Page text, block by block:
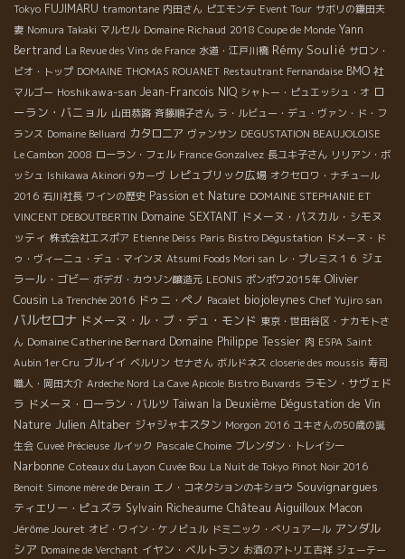
Tokyo FUJIMARU tramontane 内田さん ピエモンテ Event Tour サボリの鎌田夫
妻 Nomura Takaki マルセル Domaine Richaud 2018 Coupe de Monde Yann
Bertrand La Revue des Vins de France 水道・江戸川橋 Rémy Soulié サロン・
ビオ・トップ DOMAINE THOMAS ROUANET Restautrant Fernandaise BMO 社
マルゴー Hoshikawa-san Jean-Francois NIQ シャトー・ピュエッシュ・オ ロ
ーラン・バニョル 山田恭路 斉藤順子さん ラ・ルビュー・デュ・ヴァン・ド・フ
ランス Domaine Belluard カタロニア ヴァンサン DEGUSTATION BEAUJOLOISE
Le Cambon 2008 ローラン・フェル France Gonzalvez 長ユキ子さん リリアン・ボ
ッシュ Ishikawa Akinori 9カーヴ レピュブリック広場 オクセロワ・ナチュール
2016 石川社長 ワインの歴史 Passion et Nature DOMAINE STEPHANIE ET
VINCENT DEBOUTBERTIN Domaine SEXTANT ドメーヌ・パスカル・シモヌ
ッティ 株式会社エスポア Etienne Deiss Paris Bistro Dégustation ドメーヌ・ド
ゥ・ヴィーニュ・デュ・マインヌ Atsumi Foods Mori san レ・プレミス１６ ジェ
ラール・ゴビー ボデガ・カウゾン醸造元 LEONIS ポンポワ2015年 Olivier
Cousin La Trenchée 2016 ドゥニ・ペノ Pacalet biojoleynes Chef Yujiro san
バルセロナ ドメーヌ・ル・ブ・デュ・モンド 東京・世田谷区・ナカモトさ
ん Domaine Catherine Bernard Domaine Philippe Tessier 肉 ESPA Saint
Aubin 1er Cru ブルイイ ベルリン セナさん ボルドネス closerie des moussis 寿司
職人・岡田大介 Ardeche Nord La Cave Apicole Bistro Buvards ラモン・サヴェド
ラ ドメーヌ・ローラン・バルツ Taiwan la Deuxième Dégustation de Vin
Nature Julien Altaber ジャジャキスタン Morgon 2016 ユキさんの50歳の誕
生会 Cuveé Précieuse ルイック Pascale Choime ブレンダン・トレイシー
Narbonne Coteaux du Layon Cuvée Bou La Nuit de Tokyo Pinot Noir 2016
Benoit Simone mère de Derain エノ・コネクションのキショウ Souvignargues
ティエリー・ピュズラ Sylvain Richeaume Château Aiguilloux Macon
Jérôme Jouret オビ・ワイン・ケノビュル ドミニック・べリュアール アンダル
シア Domaine de Verchant イヤン・ベルトラン お酒のアトリエ吉祥 ジェーテー